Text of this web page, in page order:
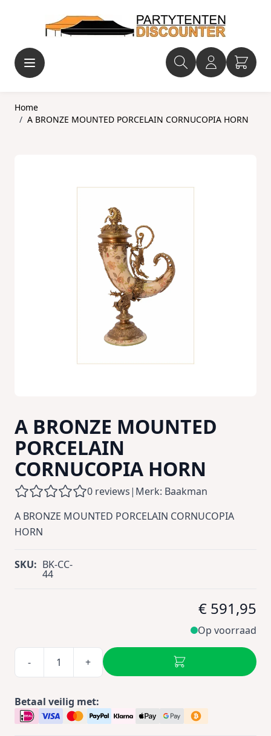
Home
/ A BRONZE MOUNTED PORCELAIN CORNUCOPIA HORN
A BRONZE MOUNTED
PORCELAIN
CORNUCOPIA HORN
0 reviews| Merk: Baakman
A BRONZE MOUNTED PORCELAIN CORNUCOPIA
HORN
SKU: BK-CC-
44
€ 591,95
Op voorraad
- +
Betaal veilig met: